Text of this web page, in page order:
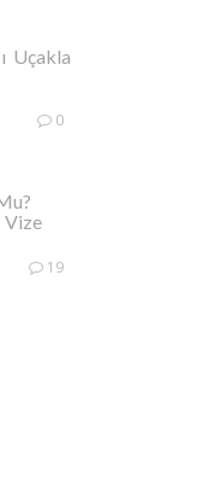
Uçakla
0
Vize
19